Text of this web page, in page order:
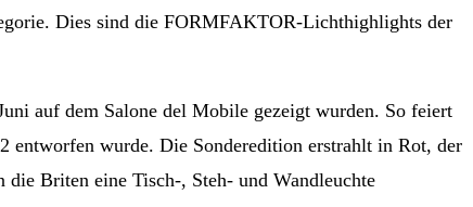
Dies sind die FORMFAKTOR-Lichthighlights der
auf dem Salone del Mobile gezeigt wurden. So feiert
entworfen wurde. Die Sonderedition erstrahlt in Rot, der
Briten eine Tisch-, Steh- und Wandleuchte